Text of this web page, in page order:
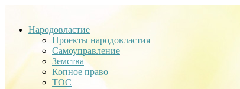
Народовластие
Проекты народовластия
Самоуправление
Земства
Копное право
ТОС